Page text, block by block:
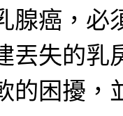
腺癌，必
丟失的乳
的困擾，